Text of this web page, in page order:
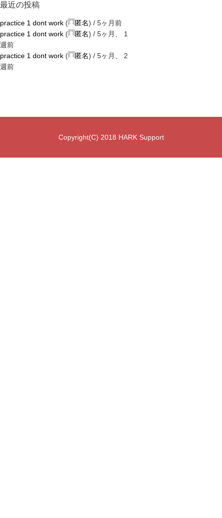
最近の投稿
practice 1 dont work ( 匿名) / 5ヶ月前
practice 1 dont work ( 匿名) / 5ヶ月、 1
週前
practice 1 dont work ( 匿名) / 5ヶ月、 2
週前
Copyright(C) 2018 HARK Support